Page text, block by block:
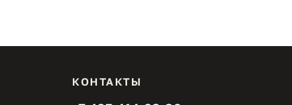
КОНТАКТЫ